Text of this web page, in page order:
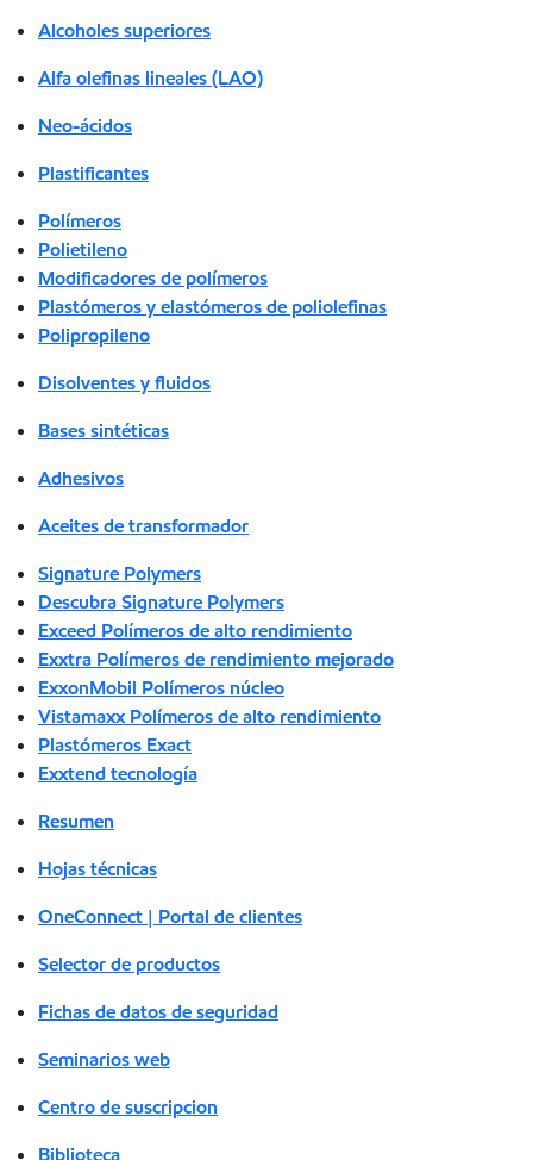
Alcoholes superiores
Alfa olefinas lineales (LAO)
Neo-ácidos
Plastificantes
Polímeros
Polietileno
Modificadores de polímeros
Plastómeros y elastómeros de poliolefinas
Polipropileno
Disolventes y fluidos
Bases sintéticas
Adhesivos
Aceites de transformador
Signature Polymers
Descubra Signature Polymers
Exceed Polímeros de alto rendimiento
Exxtra Polímeros de rendimiento mejorado
ExxonMobil Polímeros núcleo
Vistamaxx Polímeros de alto rendimiento
Plastómeros Exact
Exxtend tecnología
Resumen
Hojas técnicas
OneConnect | Portal de clientes
Selector de productos
Fichas de datos de seguridad
Seminarios web
Centro de suscripcion
Biblioteca